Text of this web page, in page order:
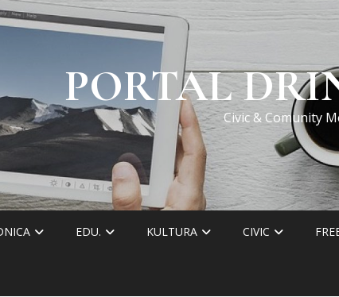
PORTAL
Civic & Comunity
EDU. KULTURA CIVIC